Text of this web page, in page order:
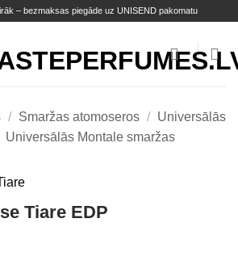
– bezmaksas piegāde uz UNISEND pakomatu
/ Smaržas atomoseros /
Universālās
Universālās Montale smaržas
Tiare EDP